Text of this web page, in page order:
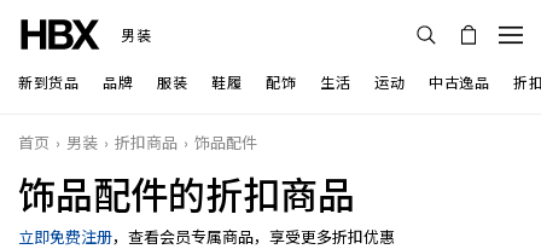
男装
新到货品 品牌 服装 鞋履 配饰 生活 运动 中古逸品 折
首页 男装 折扣商品 饰品配件
饰品配件的折扣商品
立即免费注册，查看会员专属商品，享受更多折扣优惠